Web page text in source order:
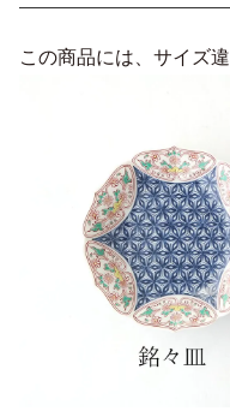
この商品には、サイズ